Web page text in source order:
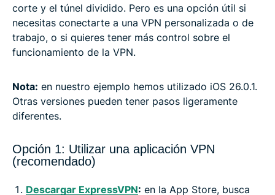
corte y el túnel dividido. Pero es una opción útil si
necesitas conectarte a una VPN personalizada o de
trabajo, o si quieres tener más control sobre el
funcionamiento de la VPN.
Nota: en nuestro ejemplo hemos utilizado iOS 26.0.1.
Otras versiones pueden tener pasos ligeramente
diferentes.
Opción 1: Utilizar una aplicación VPN
(recomendado)
Descargar ExpressVPN: en la App Store, busca